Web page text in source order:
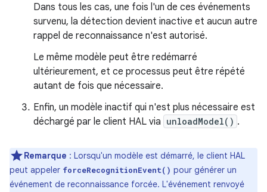
Dans tous les cas, une fois l'un de ces événements
survenu, la détection devient inactive et aucun autre
rappel de reconnaissance n'est autorisé.
Le même modèle peut être redémarré
ultérieurement, et ce processus peut être répété
autant de fois que nécessaire.
Enfin, un modèle inactif qui n'est plus nécessaire est
déchargé par le client HAL via unloadModel() .
Remarque : Lorsqu'un modèle est démarré, le client HAL
peut appeler forceRecognitionEvent() pour générer un
événement de reconnaissance forcée. L'événement renvoyé